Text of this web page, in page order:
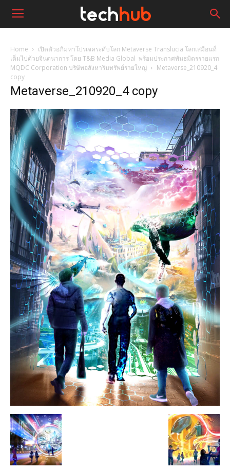
Home
เปิดตัวอภิมหาโปรเจคระดับโลก Metaverse Translucia โลกเสมือนที่
เต็มไปด้วยจินตนาการ โดย T&B Media Global พร้อมประกาศพันธมิตรรายแรก
MQDC Corporation บริษัทอสังหาริมทรัพย์รายใหญ่
Metaverse_210920_4
copy
Metaverse_210920_4 copy